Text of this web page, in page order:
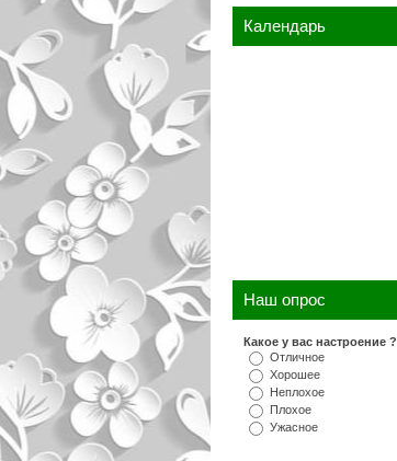
Календарь
Наш опрос
Какое у вас настроение ?
Отличное
Хорошее
Неплохое
Плохое
Ужасное